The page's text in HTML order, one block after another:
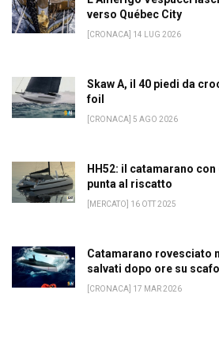
verso Québec City
[CRONACA] 14 LUG 2026
Skaw A, il 40 piedi da
foil
[CRONACA] 5 AGO 2026
HH52: il catamarano
punta al riscatto
[MERCATO] 16 OTT 2025
Catamarano rovesciato
salvati dopo ore su
[CRONACA] 17 MAR 2026